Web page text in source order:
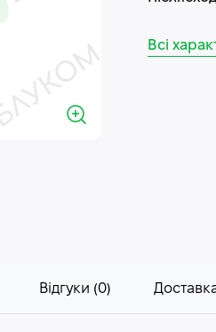
Всі
Відгуки (0)